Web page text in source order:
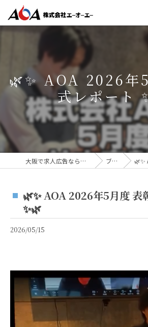
🌿✨ AOA 2026年
式レポート
大阪で求人広告なら株式会社AOA ブログ 🌿✨
🌿✨ AOA 2026年5月度 表
✨🌿
2026/05/15